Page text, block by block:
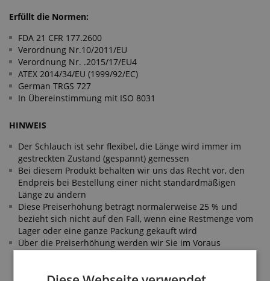
Erfüllt die Normen:
FDA 21 CFR 177.2600
Verordnung Nr.10/2011/EU
Verordnung Nr. .2015/17/EU4
ATEX 2014/34/EU (1999/92/EC)
German TRGS 727
In Übereinstimmung mit ISO 8031
HINWEIS
Der Schlauch ist sehr flexibel, die Länge wird immer im
gestreckten Zustand (gespannt) gemessen
Bei diesem Produkt behalten wir uns das Recht vor, den
Endpreis bei Bestellung einer nicht standardmäßigen
Länge zu ändern
Diese Preiserhöhung beträgt normalerweise 25 % und
bezieht sich nicht auf den Fall, wenn eine Restmenge vom
Lager oder eine ganze Packung gekauft wird
Über die Preiserhöhung werden wir Sie im Voraus